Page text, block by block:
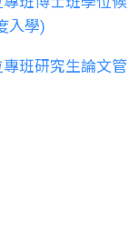
入學)
班研究生論文管